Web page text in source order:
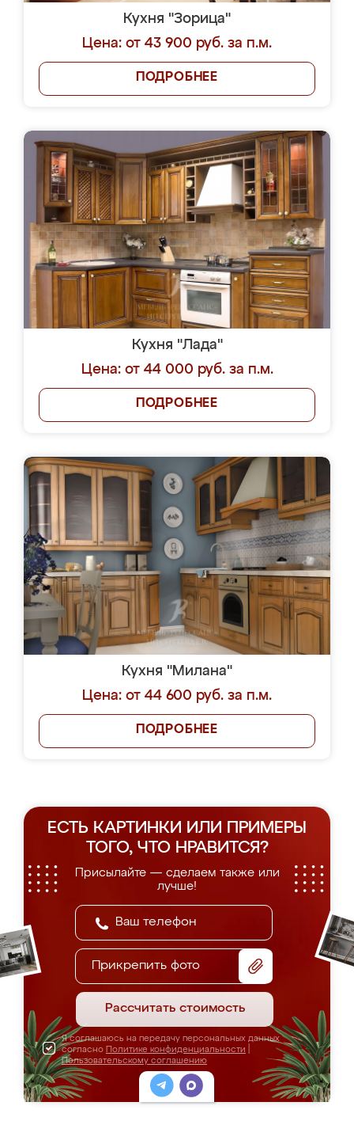
Кухня "Зорица"
Цена: от 43 900 руб. за п.м.
ПОДРОБНЕЕ
Кухня "Лада"
Цена: от 44 000 руб. за п.м.
ПОДРОБНЕЕ
Кухня "Милана"
Цена: от 44 600 руб. за п.м.
ПОДРОБНЕЕ
ЕСТЬ КАРТИНКИ ИЛИ ПРИМЕРЫ
ТОГО, ЧТО НРАВИТСЯ?
Присылайте — сделаем также или
лучше!
Прикрепить фото
Рассчитать стоимость
Я соглашаюсь на передачу персональных данных
согласно Политике конфиденциальности
Пользовательскому соглашению